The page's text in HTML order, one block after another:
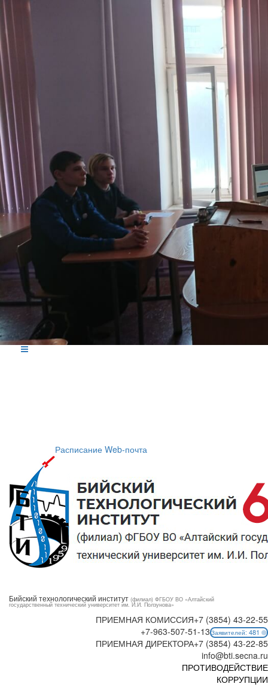
Расписание Web-почта
Бийский технологический институт (филиал) ФГБОУ ВО «Алтайский
государственный технический университет им. И.И. Ползунова»
ПРИЕМНАЯ КОМИССИЯ+7 (3854) 43-22-55
+7-963-507-51-13 Заявителей: 481
ПРИЕМНАЯ ДИРЕКТОРА+7 (3854) 43-22-85
info@bti.secna.ru
ПРОТИВОДЕЙСТВИЕ
КОРРУПЦИИ